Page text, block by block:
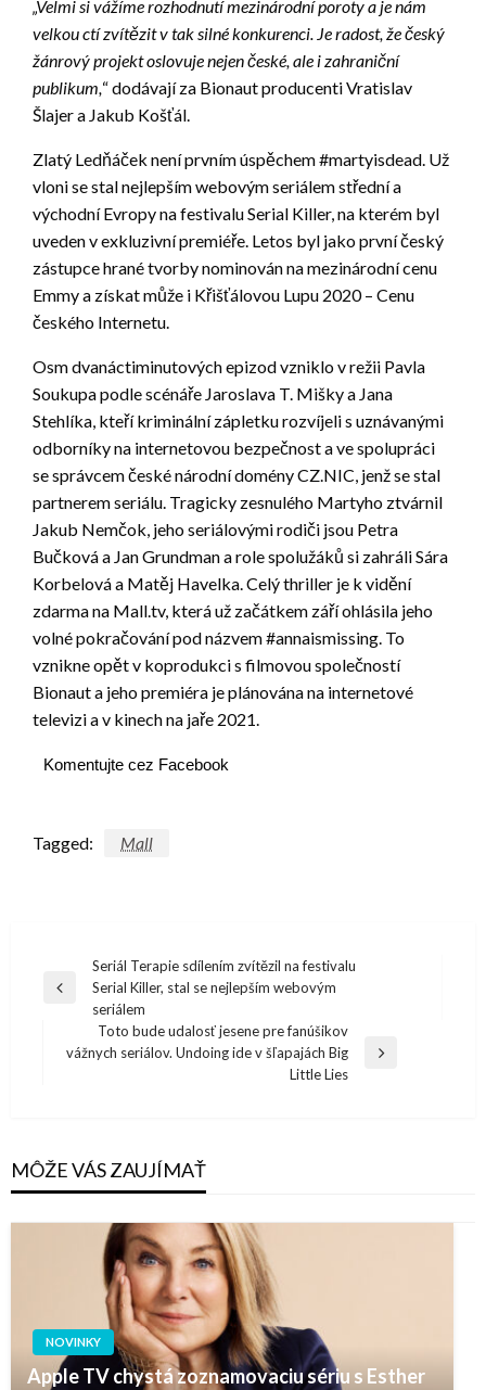
„Velmi si vážíme rozhodnutí mezinárodní poroty a je nám
velkou ctí zvítězit v tak silné konkurenci. Je radost, že český
žánrový projekt oslovuje nejen české, ale i zahraniční
publikum,“ dodávají za Bionaut producenti Vratislav
Šlajer a Jakub Košťál.
Zlatý Ledňáček není prvním úspěchem #martyisdead. Už
vloni se stal nejlepším webovým seriálem střední a
východní Evropy na festivalu Serial Killer, na kterém byl
uveden v exkluzivní premiéře. Letos byl jako první český
zástupce hrané tvorby nominován na mezinárodní cenu
Emmy a získat může i Křišťálovou Lupu 2020 – Cenu
českého Internetu.
Osm dvanáctiminutových epizod vzniklo v režii Pavla
Soukupa podle scénáře Jaroslava T. Mišky a Jana
Stehlíka, kteří kriminální zápletku rozvíjeli s uznávanými
odborníky na internetovou bezpečnost a ve spolupráci
se správcem české národní domény CZ.NIC, jenž se stal
partnerem seriálu. Tragicky zesnulého Martyho ztvárnil
Jakub Nemčok, jeho seriálovými rodiči jsou Petra
Bučková a Jan Grundman a role spolužáků si zahráli Sára
Korbelová a Matěj Havelka. Celý thriller je k vidění
zdarma na Mall.tv, která už začátkem září ohlásila jeho
volné pokračování pod názvem #annaismissing. To
vznikne opět v koprodukci s filmovou společností
Bionaut a jeho premiéra je plánována na internetové
televizi a v kinech na jaře 2021.
Komentujte cez Facebook
Tagged: Mall
Navigácia
článku
Previous
Seriál Terapie sdílením zvítězil na festivalu
Serial Killer, stal se nejlepším webovým
seriálem
Next
Toto bude udalosť jesene pre fanúšikov
vážnych seriálov. Undoing ide v šľapajách Big
Little Lies
MÔŽE VÁS ZAUJÍMAŤ
NOVINKY
Apple TV chystá zoznamovaciu sériu s Esther